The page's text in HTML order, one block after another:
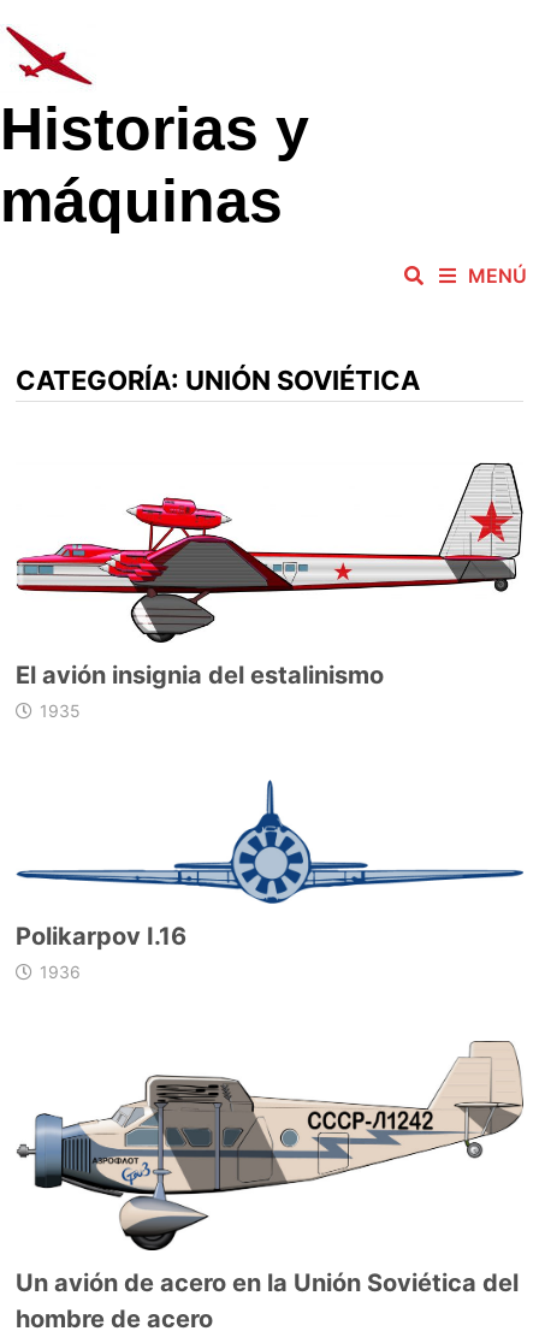
al
contenido
Historias y
máquinas
MENÚ
CATEGORÍA: UNIÓN SOVIÉTICA
El avión insignia del estalinismo
1935
Polikarpov I.16
1936
Un avión de acero en la Unión Soviética del
hombre de acero